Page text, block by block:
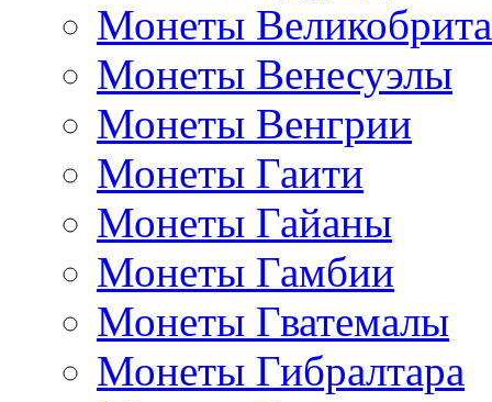
Монеты
Монеты Венесуэлы
Монеты Венгрии
Монеты Гаити
Монеты Гайаны
Монеты Гамбии
Монеты Гватемалы
Монеты Гибралтара